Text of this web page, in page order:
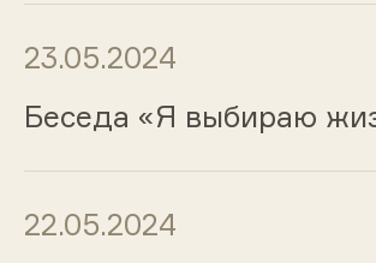
23.05.2024
Беседа «Я выбираю
22.05.2024